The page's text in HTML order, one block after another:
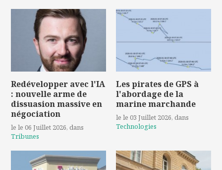
Redévelopper avec l'IA
: nouvelle arme de
dissuasion massive en
négociation
le le 06 Juillet 2026, dans
Tribunes
Les pirates de GPS à
l'abordage de la
marine marchande
le le 03 Juillet 2026, dans
Technologies